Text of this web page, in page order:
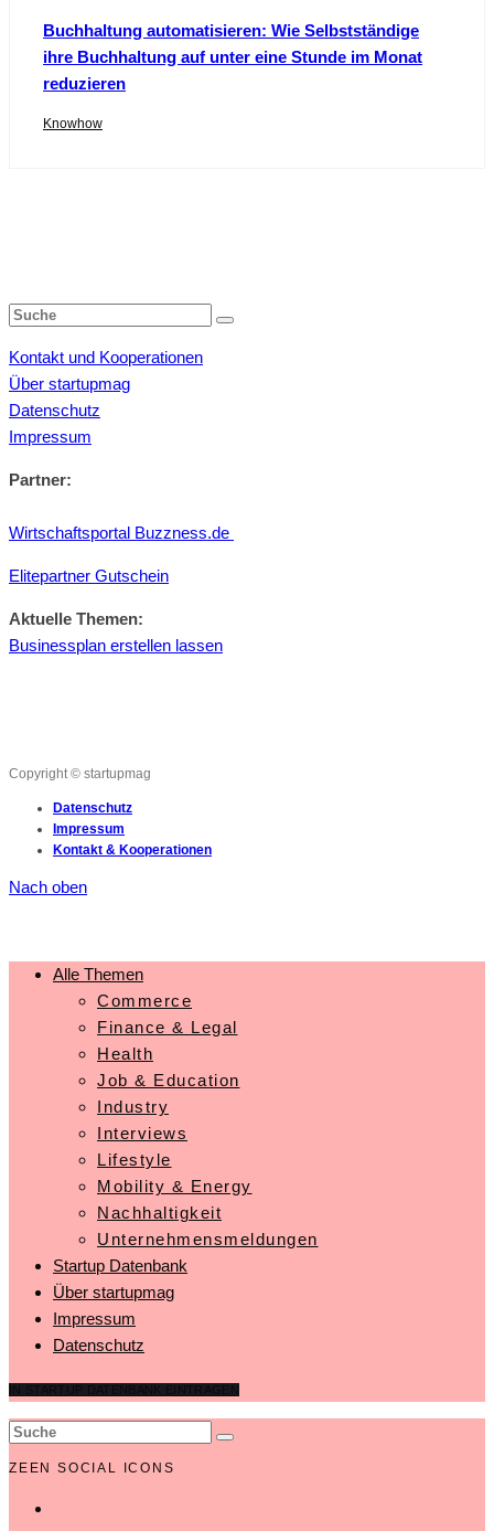
Buchhaltung automatisieren: Wie Selbstständige
ihre Buchhaltung auf unter eine Stunde im Monat
reduzieren
Knowhow
Kontakt und Kooperationen
Über startupmag
Datenschutz
Impressum
Partner:
Wirtschaftsportal Buzzness.de
Elitepartner Gutschein
Aktuelle Themen:
Businessplan erstellen lassen
Copyright © startupmag
Datenschutz
Impressum
Kontakt & Kooperationen
Nach oben
Alle Themen
Commerce
Finance & Legal
Health
Job & Education
Industry
Interviews
Lifestyle
Mobility & Energy
Nachhaltigkeit
Unternehmensmeldungen
Startup Datenbank
Über startupmag
Impressum
Datenschutz
ZEEN SOCIAL ICONS